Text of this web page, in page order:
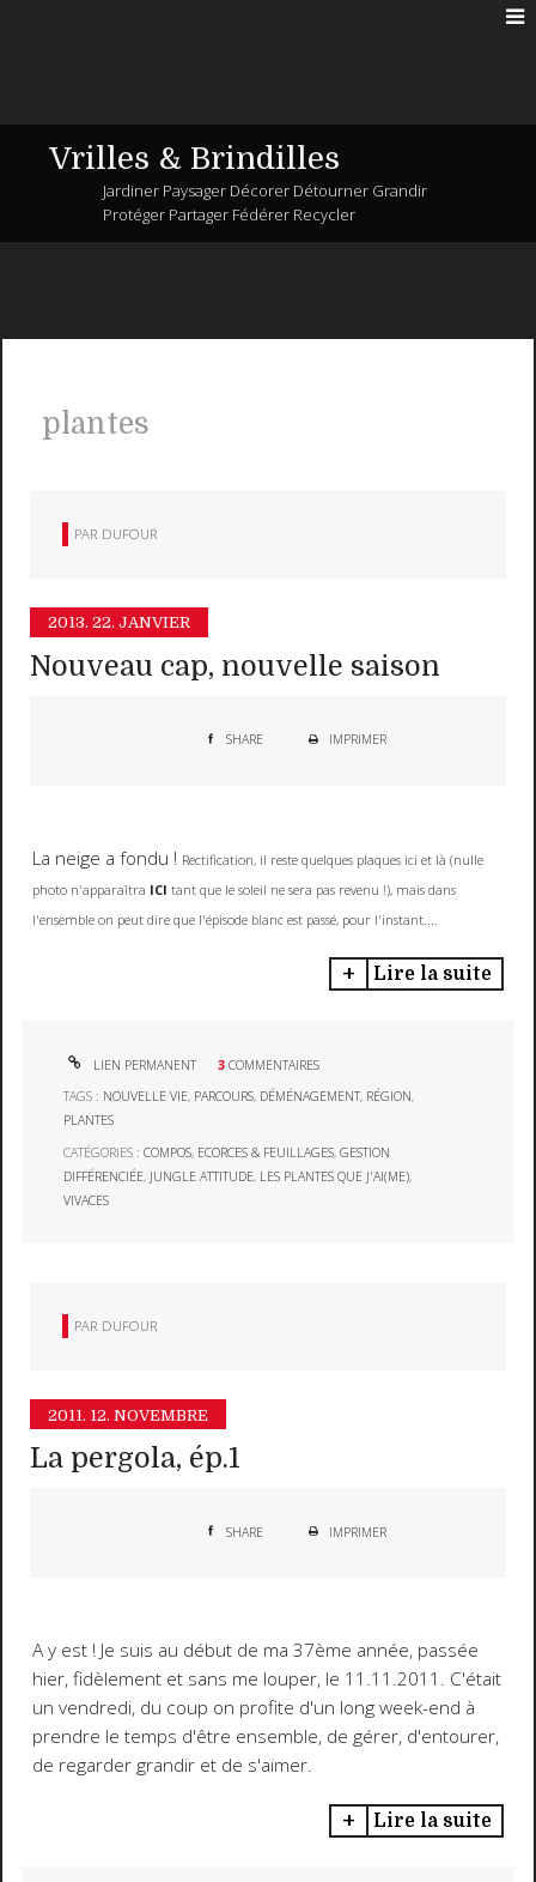
Vrilles & Brindilles
Jardiner Paysager Décorer Détourner Grandir
Protéger Partager Fédérer Recycler
plantes
PAR DUFOUR
2013. 22. JANVIER
Nouveau cap, nouvelle saison
SHARE IMPRIMER
La neige a fondu ! Rectification, il reste quelques plaques ici et là (nulle
photo n'apparaîtra ICI tant que le soleil ne sera pas revenu !), mais dans
l'ensemble on peut dire que l'épisode blanc est passé, pour l'instant....
Lire la suite
LIEN PERMANENT 3 COMMENTAIRES
TAGS : NOUVELLE VIE, PARCOURS, DÉMÉNAGEMENT, RÉGION,
PLANTES
CATÉGORIES :COMPOS, ECORCES & FEUILLAGES,GESTION
DIFFÉRENCIÉE, JUNGLE ATTITUDE, LES PLANTES QUE J'AI(ME),
VIVACES
PAR DUFOUR
2011. 12. NOVEMBRE
La pergola, ép.1
SHARE IMPRIMER
A y est ! Je suis au début de ma 37ème année, passée
hier, fidèlement et sans me louper, le 11.11.2011. C'était
un vendredi, du coup on profite d'un long week-end à
prendre le temps d'être ensemble, de gérer, d'entourer,
de regarder grandir et de s'aimer.
Lire la suite